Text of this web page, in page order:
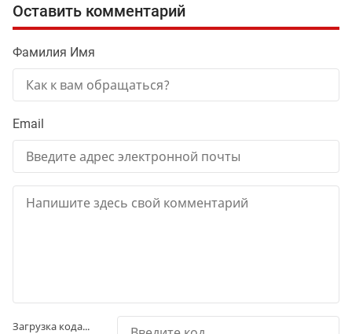
Оставить комментарий
Фамилия Имя
Email
Загрузка кода...